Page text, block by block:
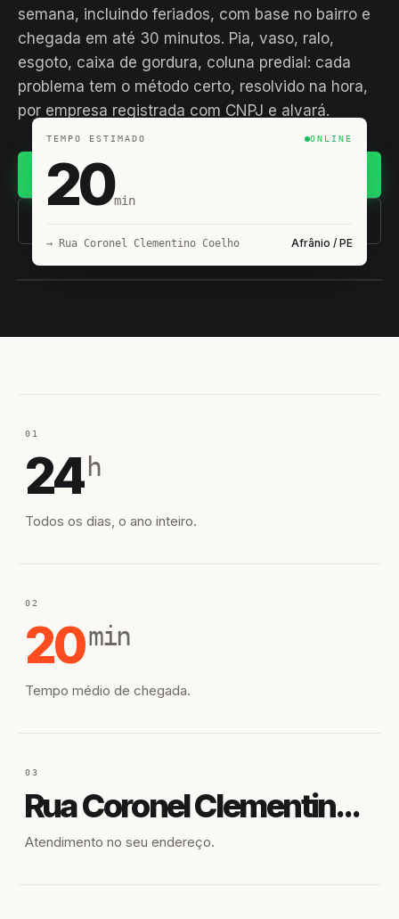
semana, incluindo feriados, com base no bairro e
chegada em até 30 minutos. Pia, vaso, ralo,
esgoto, caixa de gordura, coluna predial: cada
problema tem o método certo, resolvido na hora,
por empresa registrada com CNPJ e alvará.
(11) 93407-8838
TEMPO ESTIMADO ONLINE
20min
→ Rua Coronel Clementino Coelho Afrânio / PE
01
24 h
Todos os dias, o ano inteiro.
02
20min
Tempo médio de chegada.
03
Rua Coronel Clementino Coelho
Atendimento no seu endereço.